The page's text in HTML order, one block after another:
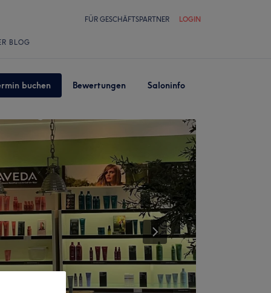
FÜR GESCHÄFTSPARTNER LOGIN
BLOG
buchen Bewertungen Saloninfo